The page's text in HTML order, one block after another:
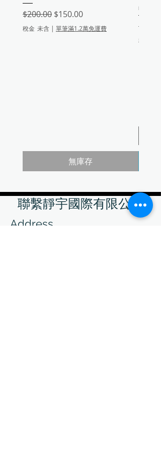
一般價格
$200.00 促銷價格
$150.00
稅金 未含 | 單筆滿1.2萬免運費
無庫存
品盤
一般價
稅金 未含
聯繫靜宇國際有限公司
Address